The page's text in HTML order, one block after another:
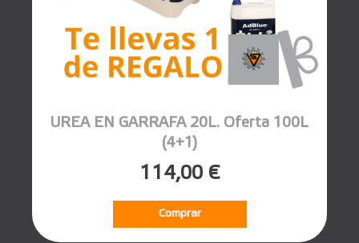
UREA EN GARRAFA 20L. Oferta 100L
(4+1)
114,00 €
Comprar